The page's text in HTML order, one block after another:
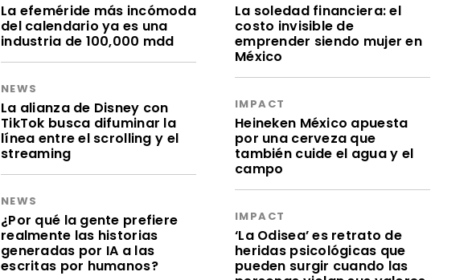
La efeméride más incómoda
del calendario ya es una
industria de 100,000 mdd
NEWS
La alianza de Disney con
TikTok busca difuminar la
línea entre el scrolling y el
streaming
NEWS
¿Por qué la gente prefiere
realmente las historias
generadas por IA a las
escritas por humanos?
La soledad financiera: el
costo invisible de
emprender siendo mujer en
México
IMPACT
Heineken México apuesta
por una cerveza que
también cuide el agua y el
campo
IMPACT
‘La Odisea’ es retrato de
heridas psicológicas que
pueden surgir cuando las